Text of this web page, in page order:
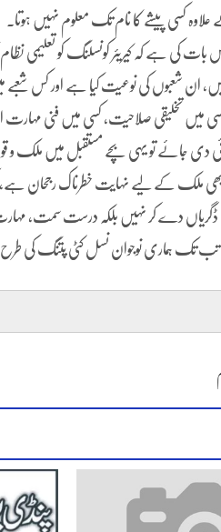
کے علاوہ کسی پیشے کا نام تک معلوم نہیں ہوتا۔
کی ہے کہ کیریئر کونسلنگ کو تعلیمی نظام
ان شعبوں کی نوعیت کیا ہے اور کس
میں تخلیقی صلاحیت، کسی میں فنی مہارت
دی جائے تو یہی بچے مستقبل میں ملک و قوم
ملک کے لیے نہایت خطرناک رجحان ہے، مگر
ڈگریاں دے کر نہیں بلکہ درست سمت،
تک ہماری نوجوان نسل کٹی پتنگ کی طرح